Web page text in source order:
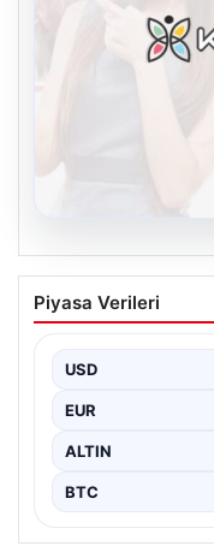
Kelebek chat
Sertifikalı
İnternet çağında
Piyasa Verileri
USD
EUR
ALTIN
BTC